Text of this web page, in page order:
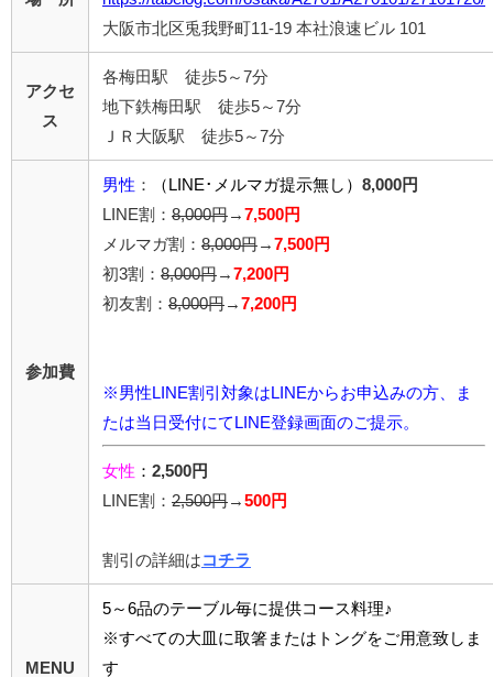
大阪市北区兎我野町11-19 本社浪速ビル 101
アクセ
ス
各梅田駅 徒歩5～7分
地下鉄梅田駅 徒歩5～7分
ＪＲ大阪駅 徒歩5～7分
参加費
男性 ： （LINE･メルマガ提示無し） 8,000円
LINE割： 8,000円 → 7,500円
メルマガ割： 8,000円 → 7,500円
初3割： 8,000円 → 7,200円
初友割： 8,000円 → 7,200円
※男性LINE割引対象はLINEからお申込みの方、ま
たは当日受付にてLINE登録画面のご提示。
女性 ： 2,500円
LINE割： 2,500円 → 500円
割引の詳細は コチラ
MENU
5～6品のテーブル毎に提供コース料理♪
※すべての大皿に取箸またはトングをご用意致しま
す